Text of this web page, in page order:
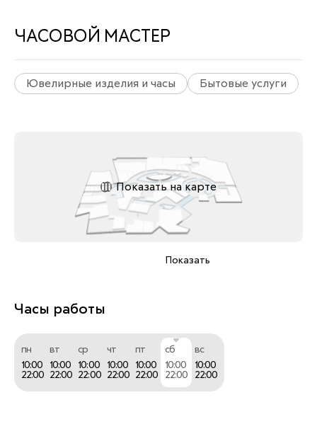
ЧАСОВОЙ МАСТЕР
Ювелирные изделия и часы Бытовые услуги
Показать на карте
Показать
Часы работы
пн
10:00
22:00
вт
10:00
22:00
ср
10:00
22:00
чт
10:00
22:00
пт
10:00
22:00
сб
10:00
22:00
вс
10:00
22:00